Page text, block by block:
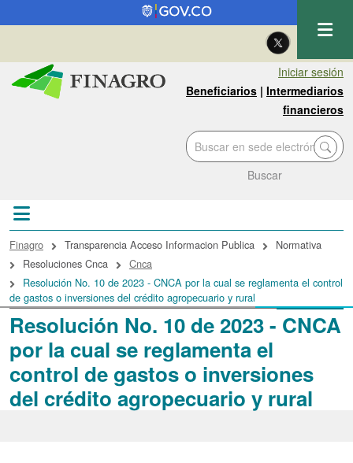
Pasar al contenido principal
| Eng
Iniciar sesión
Beneficiarios | Intermediarios
financieros
Buscar
Resolución No. 10 de 2023 - CNCA
por la cual se reglamenta el
control de gastos o inversiones
del crédito agropecuario y rural
enlaces de ayuda a la
Finagro Transparencia Acceso Informacion Publica
Normativa
Resoluciones Cnca
Cnca
Resolución No. 10 de 2023 - CNCA por la cual se reglamenta el control
de gastos o inversiones del crédito agropecuario y rural